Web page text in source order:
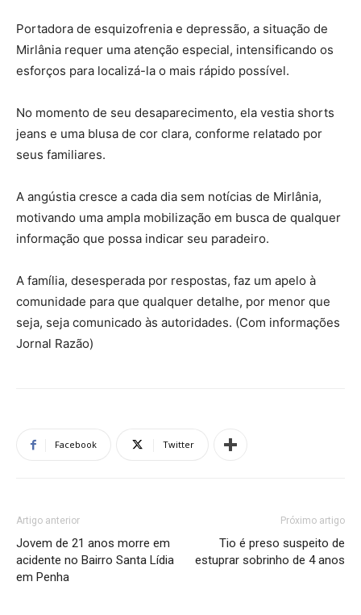
Portadora de esquizofrenia e depressão, a situação de
Mirlânia requer uma atenção especial, intensificando os
esforços para localizá-la o mais rápido possível.
No momento de seu desaparecimento, ela vestia shorts
jeans e uma blusa de cor clara, conforme relatado por
seus familiares.
A angústia cresce a cada dia sem notícias de Mirlânia,
motivando uma ampla mobilização em busca de qualquer
informação que possa indicar seu paradeiro.
A família, desesperada por respostas, faz um apelo à
comunidade para que qualquer detalhe, por menor que
seja, seja comunicado às autoridades. (Com informações
Jornal Razão)
Facebook Twitter
Artigo anterior
Jovem de 21 anos morre em
acidente no Bairro Santa Lídia
em Penha
Próximo artigo
Tio é preso suspeito de
estuprar sobrinho de 4 anos